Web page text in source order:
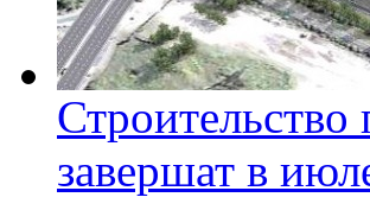
Строительство
завершат в